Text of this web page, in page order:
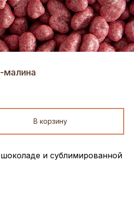
В корзину
и сублимированной